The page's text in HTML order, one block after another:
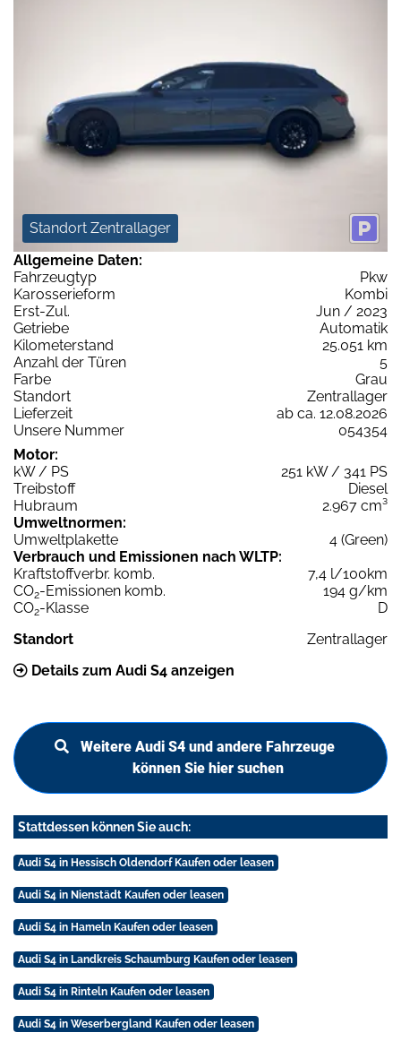
Standort Zentrallager
Allgemeine Daten:
Fahrzeugtyp
Pkw
Karosserieform
Kombi
Erst-Zul.
Jun / 2023
Getriebe
Automatik
Kilometerstand
25.051 km
Anzahl der Türen
5
Farbe
Grau
Standort
Zentrallager
Lieferzeit
ab ca. 12.08.2026
Unsere Nummer
054354
Motor:
kW / PS
251 kW / 341 PS
Treibstoff
Diesel
Hubraum
2.967 cm³
Umweltnormen:
Umweltplakette
4 (Green)
Verbrauch und Emissionen nach WLTP:
Kraftstoffverbr. komb.
7,4 l/100km
CO2-Emissionen komb.
194 g/km
CO2-Klasse
D
Standort
Zentrallager
Details zum Audi S4 anzeigen
Weitere Audi S4 und andere Fahrzeuge
können Sie hier suchen
Stattdessen können Sie auch:
Audi S4 in Hessisch Oldendorf Kaufen oder leasen
Audi S4 in Nienstädt Kaufen oder leasen
Audi S4 in Hameln Kaufen oder leasen
Audi S4 in Landkreis Schaumburg Kaufen oder leasen
Audi S4 in Rinteln Kaufen oder leasen
Audi S4 in Weserbergland Kaufen oder leasen